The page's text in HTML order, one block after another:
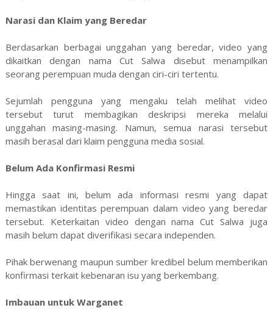
Narasi dan Klaim yang Beredar
Berdasarkan berbagai unggahan yang beredar, video yang
dikaitkan dengan nama Cut Salwa disebut menampilkan
seorang perempuan muda dengan ciri-ciri tertentu.
Sejumlah pengguna yang mengaku telah melihat video
tersebut turut membagikan deskripsi mereka melalui
unggahan masing-masing. Namun, semua narasi tersebut
masih berasal dari klaim pengguna media sosial.
Belum Ada Konfirmasi Resmi
Hingga saat ini, belum ada informasi resmi yang dapat
memastikan identitas perempuan dalam video yang beredar
tersebut. Keterkaitan video dengan nama Cut Salwa juga
masih belum dapat diverifikasi secara independen.
Pihak berwenang maupun sumber kredibel belum memberikan
konfirmasi terkait kebenaran isu yang berkembang.
Imbauan untuk Warganet